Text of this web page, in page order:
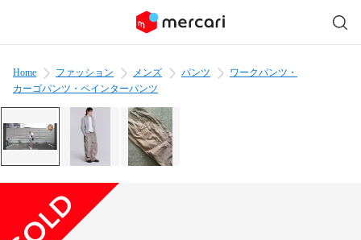
Home ファッション メンズ パンツ
ワークパンツ・
カーゴパンツ・ペインターパンツ